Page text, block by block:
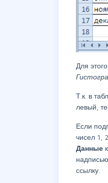
Для
Т.к. в
левый,
Если
чисел 1,
Данные
надписью
ссылку.